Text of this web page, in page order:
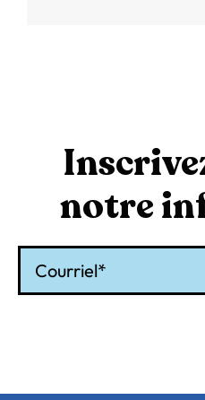
notre